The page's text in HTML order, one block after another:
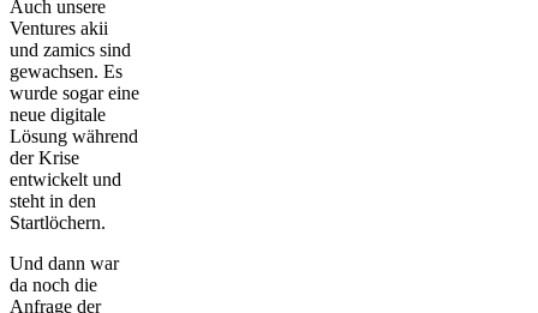
Auch unsere
Ventures akii
und zamics sind
gewachsen. Es
wurde sogar eine
neue digitale
Lösung während
der Krise
entwickelt und
steht in den
Startlöchern.
Und dann war
da noch die
Anfrage der